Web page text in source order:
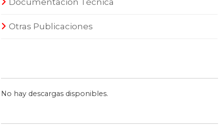
Documentación Técnica
Otras Publicaciones
No hay descargas disponibles.